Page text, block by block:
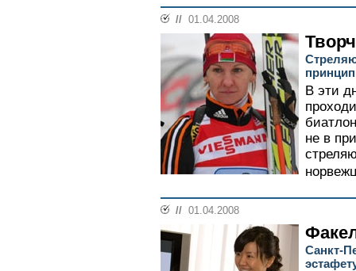
// 01.04.2008
В эти
не в
// 01.04.2008
Санкт-